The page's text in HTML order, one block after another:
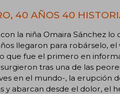
40 AÑOS 40
la niña Omaira Sánchez
llegaron para robárselo,
que fue el primero en
tras una de las
en el mundo-, la erupción
y abarcan desde el dolor, el